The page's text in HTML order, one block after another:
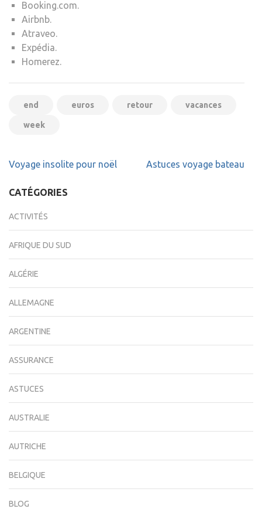
Booking.com.
Airbnb.
Atraveo.
Expédia.
Homerez.
end euros retour vacances
week
Navigation
l’article
Voyage insolite pour noël Astuces voyage bateau
CATÉGORIES
ACTIVITÉS
AFRIQUE DU SUD
ALGÉRIE
ALLEMAGNE
ARGENTINE
ASSURANCE
ASTUCES
AUSTRALIE
AUTRICHE
BELGIQUE
BLOG